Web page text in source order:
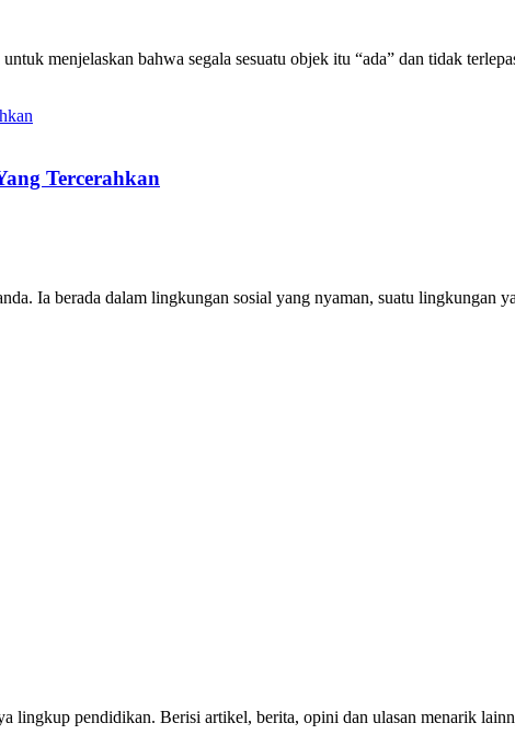
menjelaskan bahwa segala sesuatu objek itu “ada” dan tidak
Tercerahkan
Ia berada dalam lingkungan sosial yang nyaman, suatu lingkungan
lingkup pendidikan. Berisi artikel, berita, opini dan ulasan menarik